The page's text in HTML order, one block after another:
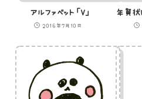
アルファベット「V」
2016年7月10日